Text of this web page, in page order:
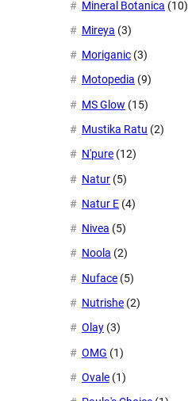
Mineral Botanica (10)
Mireya (3)
Moriganic (3)
Motopedia (9)
MS Glow (15)
Mustika Ratu (2)
N'pure (12)
Natur (5)
Natur E (4)
Nivea (5)
Noola (2)
Nuface (5)
Nutrishe (2)
Olay (3)
OMG (1)
Ovale (1)